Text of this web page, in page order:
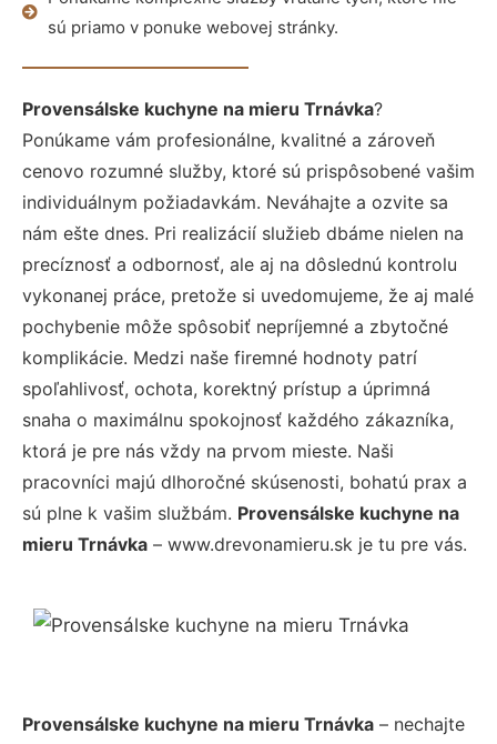
sú priamo v ponuke webovej stránky.
Provensálske kuchyne na mieru Trnávka?
Ponúkame vám profesionálne, kvalitné a zároveň
cenovo rozumné služby, ktoré sú prispôsobené vašim
individuálnym požiadavkám. Neváhajte a ozvite sa
nám ešte dnes. Pri realizácií služieb dbáme nielen na
precíznosť a odbornosť, ale aj na dôslednú kontrolu
vykonanej práce, pretože si uvedomujeme, že aj malé
pochybenie môže spôsobiť nepríjemné a zbytočné
komplikácie. Medzi naše firemné hodnoty patrí
spoľahlivosť, ochota, korektný prístup a úprimná
snaha o maximálnu spokojnosť každého zákazníka,
ktorá je pre nás vždy na prvom mieste. Naši
pracovníci majú dlhoročné skúsenosti, bohatú prax a
sú plne k vašim službám. Provensálske kuchyne na
mieru Trnávka – www.drevonamieru.sk je tu pre vás.
Provensálske kuchyne na mieru Trnávka – nechajte